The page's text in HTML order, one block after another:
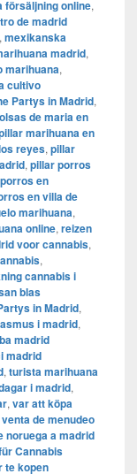
försäljning online,
de madrid
, mexikanska
madrid,
marihuana,
cultivo
Partys in Madrid,
de maria en
marihuana en
reyes, pillar
, pillar porros
en
en villa de
marihuana,
online, reizen
voor cannabis,
,
cannabis i
blas
in Madrid,
i madrid,
madrid
madrid
, turista marihuana
i madrid,
, var att köpa
venta de menudeo
noruega a madrid
Cannabis
te kopen